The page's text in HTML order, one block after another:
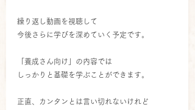
繰り返し動画を視聴して
今後さらに学びを深めていく予定です。
「養成さん向け」の内容では
しっかりと基礎を学ぶことができます。
正直、カンタンとは言い切れないけれど